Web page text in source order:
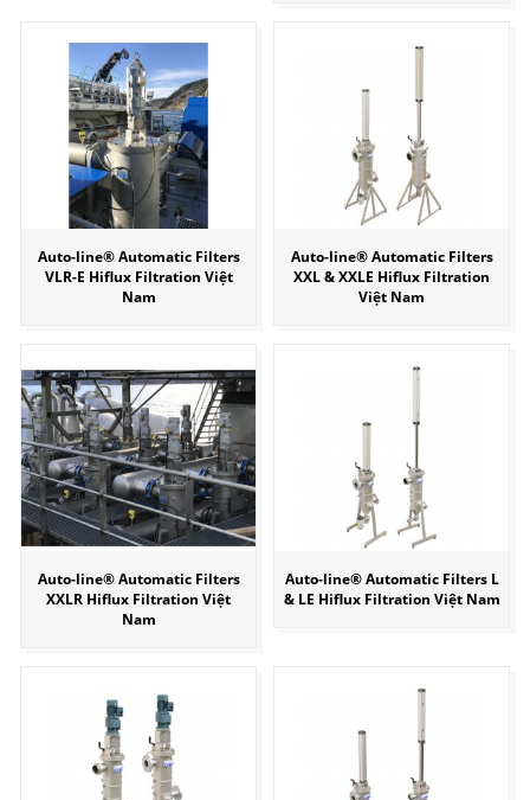
Auto-line® Automatic Filters
VLR-E Hiflux Filtration Việt
Nam
Auto-line® Automatic Filters
XXL & XXLE Hiflux Filtration
Việt Nam
Auto-line® Automatic Filters
XXLR Hiflux Filtration Việt
Nam
Auto-line® Automatic Filters L
& LE Hiflux Filtration Việt Nam